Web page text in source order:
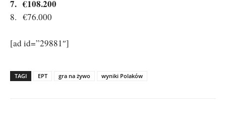
7. €108.200
8. €76.000
[ad id=”29881″]
TAGI EPT gra na żywo wyniki Polaków